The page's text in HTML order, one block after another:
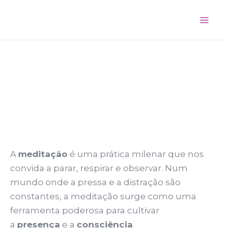
A meditação é uma prática milenar que nos
convida a parar, respirar e observar. Num
mundo onde a pressa e a distração são
constantes, a meditação surge como uma
ferramenta poderosa para cultivar
a presença e a consciência.